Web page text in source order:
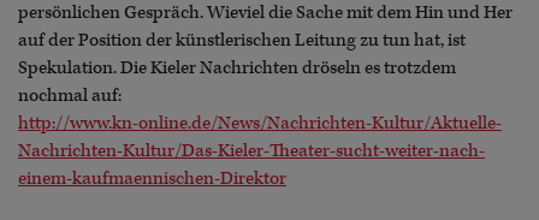
persönlichen Gespräch. Wieviel die Sache mit dem Hin und Her
auf der Position der künstlerischen Leitung zu tun hat, ist
Spekulation. Die Kieler Nachrichten dröseln es trotzdem
nochmal auf:
http://www.kn-online.de/News/Nachrichten-Kultur/Aktuelle-
Nachrichten-Kultur/Das-Kieler-Theater-sucht-weiter-nach-
einem-kaufmaennischen-Direktor